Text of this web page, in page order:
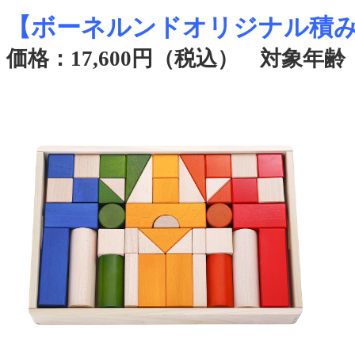
【ボーネルンドオリジナル積
価格：17,600円（税込） 対象年齢